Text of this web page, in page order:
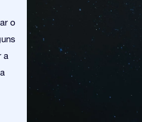
o
a